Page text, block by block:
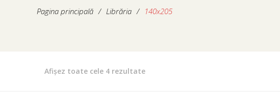
Pagina principală / Librăria / 140x205
Afișez toate cele 4 rezultateSortat